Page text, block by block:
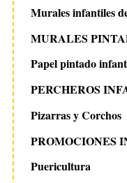
Murales infantiles
MURALES
Papel pintado
PERCHEROS
Pizarras y Corchos
PROMOCIONES
Puericultura